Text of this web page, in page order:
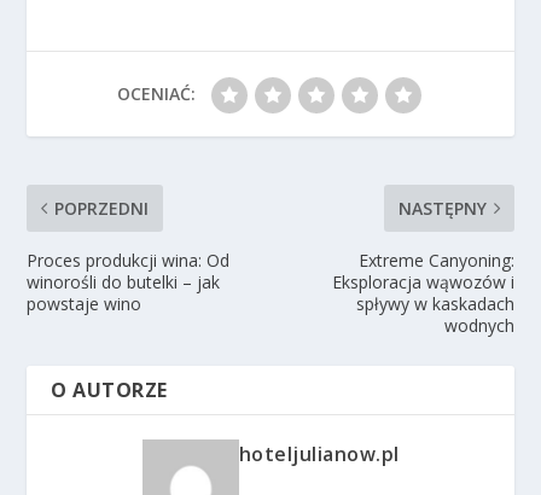
OCENIAĆ:
POPRZEDNI
Proces produkcji wina: Od
winorośli do butelki – jak
powstaje wino
NASTĘPNY
Extreme Canyoning:
Eksploracja wąwozów i
spływy w kaskadach
wodnych
O AUTORZE
hoteljulianow.pl